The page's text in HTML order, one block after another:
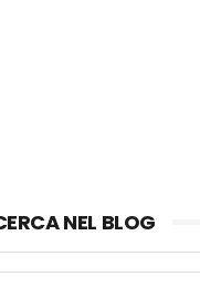
NEL BLOG